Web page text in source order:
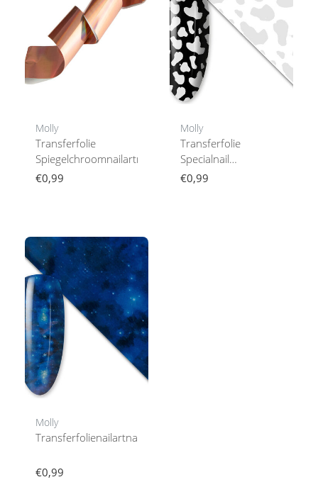
Molly
Transferfolie
Spiegelchroomnailartnageldecoraties
€0,99
Molly
Transferfolie
Specialnail
Artnageldecoraties
€0,99
Molly
Transferfolienailartnageldecoratie
€0,99